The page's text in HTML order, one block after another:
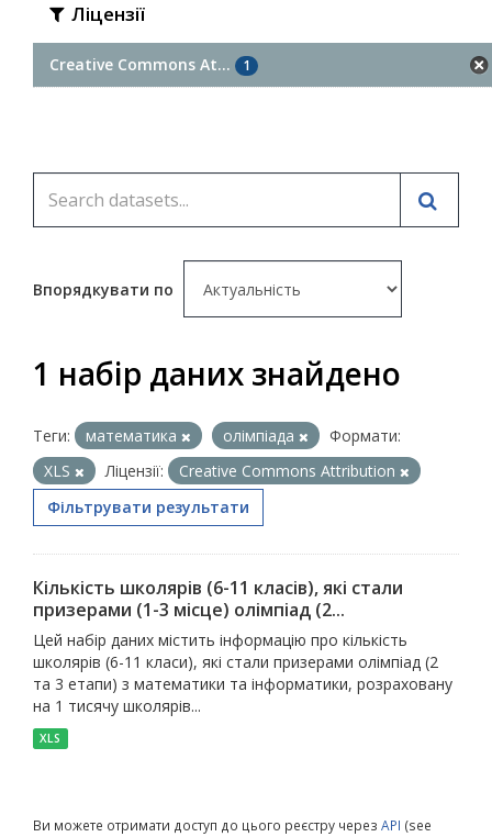
Ліцензії
Creative Commons At... 1
Впорядкувати по
1 набір даних знайдено
Теги: математика олімпіада
Формати:
XLS
Ліцензії:
Creative Commons Attribution
Фільтрувати результати
Кількість школярів (6-11 класів), які стали
призерами (1-3 місце) олімпіад (2...
Цей набір даних містить інформацію про кількість
школярів (6-11 класи), які стали призерами олімпіад (2
та 3 етапи) з математики та інформатики, розраховану
на 1 тисячу школярів...
XLS
Ви можете отримати доступ до цього реєстру через API (see